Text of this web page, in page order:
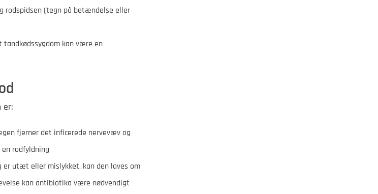
rodspidsen (tegn på betændelse eller
kan være en
er:
fjerner det inficerede nervevæv og
rodfyldning
utæt eller mislykket, kan den laves om
kan antibiotika være nødvendigt